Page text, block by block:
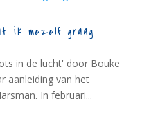
ik mezelf graag
in de lucht' door Bouke
aanleiding van het
In februari...